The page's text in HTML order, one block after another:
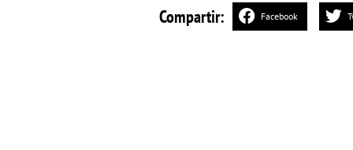
Compartir: Facebook